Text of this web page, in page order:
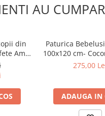
AU
din
Amy
Paturica
100x120 cm-
275,00
ADAUGA IN